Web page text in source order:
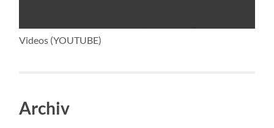
Videos (YOUTUBE)
Archiv